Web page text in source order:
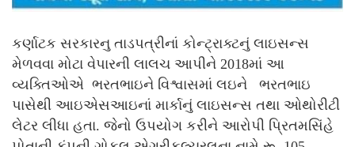
કર્ણાટક સરકારનુ તાડપત્રીનાં કોન્ટ્રાક્ટનું લાઇસન્સ
મેળવવા મોટા વેપારની લાલચ આપીને 2018માં આ
વ્યક્તિઓએ ભરતભાઇને વિશ્વાસમાં લઇને ભરતભાઇ
પાસેથી આઇએસઆઇનાં માર્કાનું લાઇસન્સ તથા ઓથોરીટી
લેટર લીધા હતા. જેનો ઉપયોગ કરીને આરોપી પ્રિતમસિંહે